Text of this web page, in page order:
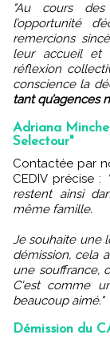
"Au cours
l’opportunité
remercions
leur accueil et
réflexion
conscience la
tant qu’agences
Adriana
Selectour"
Contactée par
CEDIV précise :
restent ainsi
même famille.
Je souhaite une
démission, cela
une souffrance,
C'est comme
beaucoup aimé."
Démission du